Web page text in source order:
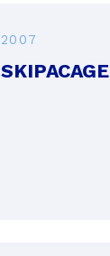
2007
SKIPACAGE